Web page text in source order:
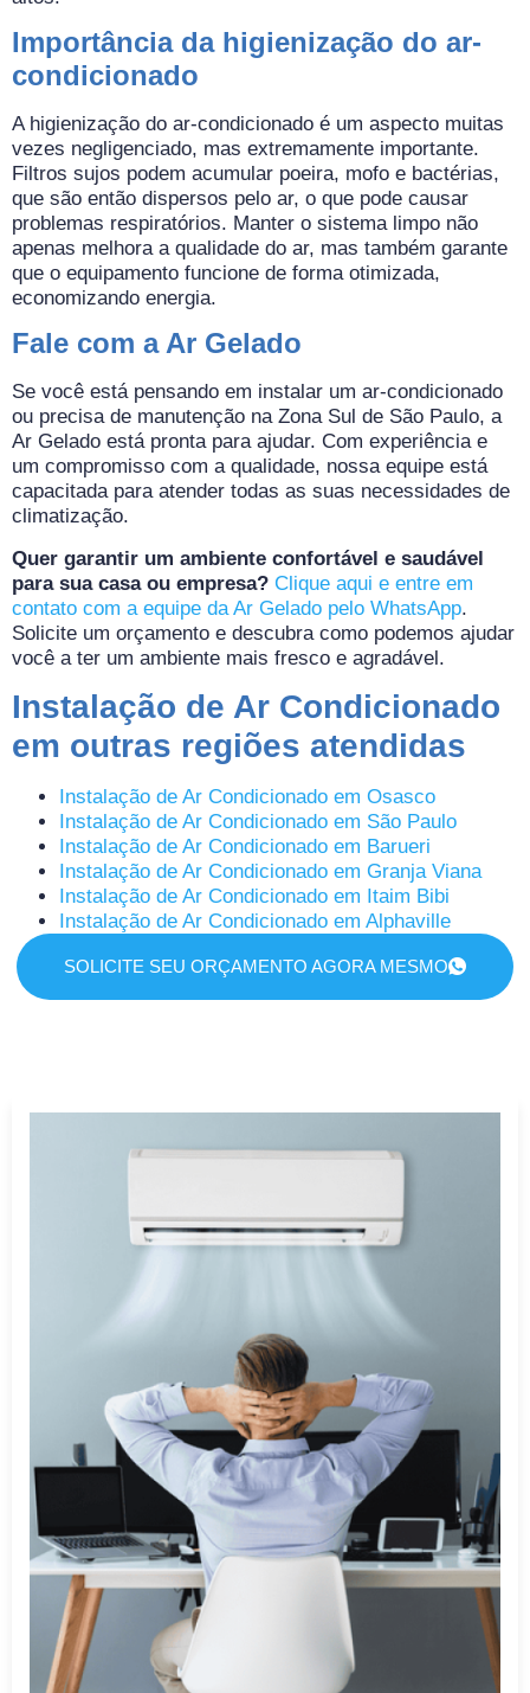
Importância da higienização do ar-
condicionado
A higienização do ar-condicionado é um aspecto muitas
vezes negligenciado, mas extremamente importante.
Filtros sujos podem acumular poeira, mofo e bactérias,
que são então dispersos pelo ar, o que pode causar
problemas respiratórios. Manter o sistema limpo não
apenas melhora a qualidade do ar, mas também garante
que o equipamento funcione de forma otimizada,
economizando energia.
Fale com a Ar Gelado
Se você está pensando em instalar um ar-condicionado
ou precisa de manutenção na Zona Sul de São Paulo, a
Ar Gelado está pronta para ajudar. Com experiência e
um compromisso com a qualidade, nossa equipe está
capacitada para atender todas as suas necessidades de
climatização.
Quer garantir um ambiente confortável e saudável
para sua casa ou empresa? Clique aqui e entre em
contato com a equipe da Ar Gelado pelo WhatsApp.
Solicite um orçamento e descubra como podemos ajudar
você a ter um ambiente mais fresco e agradável.
Instalação de Ar Condicionado
em outras regiões atendidas
Instalação de Ar Condicionado em Osasco
Instalação de Ar Condicionado em São Paulo
Instalação de Ar Condicionado em Barueri
Instalação de Ar Condicionado em Granja Viana
Instalação de Ar Condicionado em Itaim Bibi
Instalação de Ar Condicionado em Alphaville
SOLICITE SEU ORÇAMENTO AGORA MESMO